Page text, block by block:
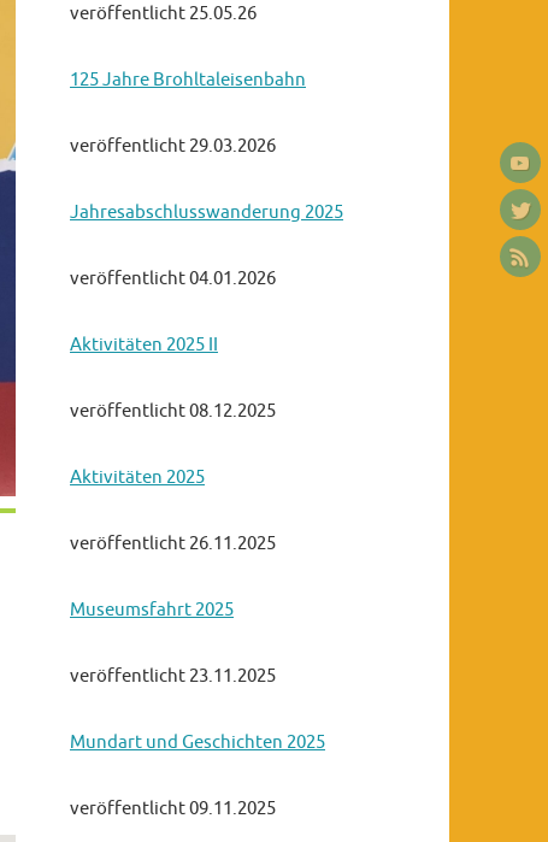
veröffentlicht 25.05.26
125 Jahre Brohltaleisenbahn
veröffentlicht 29.03.2026
Jahresabschlusswanderung 2025
veröffentlicht 04.01.2026
Aktivitäten 2025 II
veröffentlicht 08.12.2025
Aktivitäten 2025
veröffentlicht 26.11.2025
Museumsfahrt 2025
veröffentlicht 23.11.2025
Mundart und Geschichten 2025
veröffentlicht 09.11.2025